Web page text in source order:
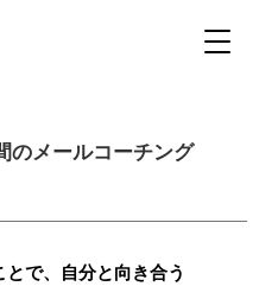
のメールコーチング​
で、自分と向き合う